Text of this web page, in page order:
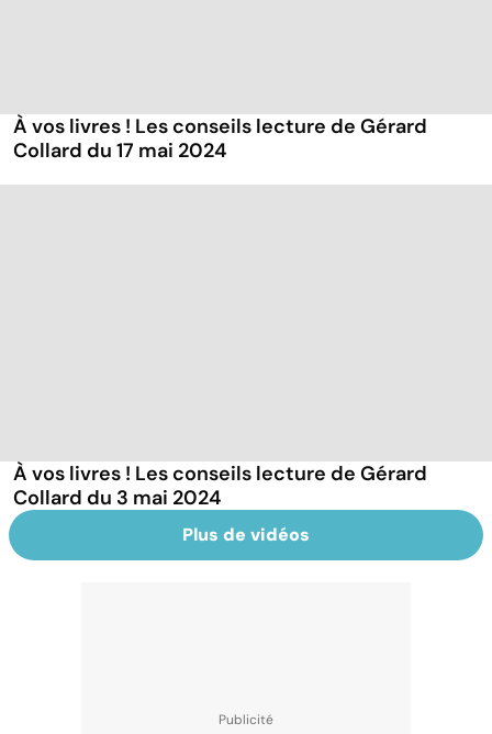
À vos livres ! Les conseils lecture de Gérard
Collard du 17 mai 2024
À vos livres ! Les conseils lecture de Gérard
Collard du 3 mai 2024
Plus de vidéos